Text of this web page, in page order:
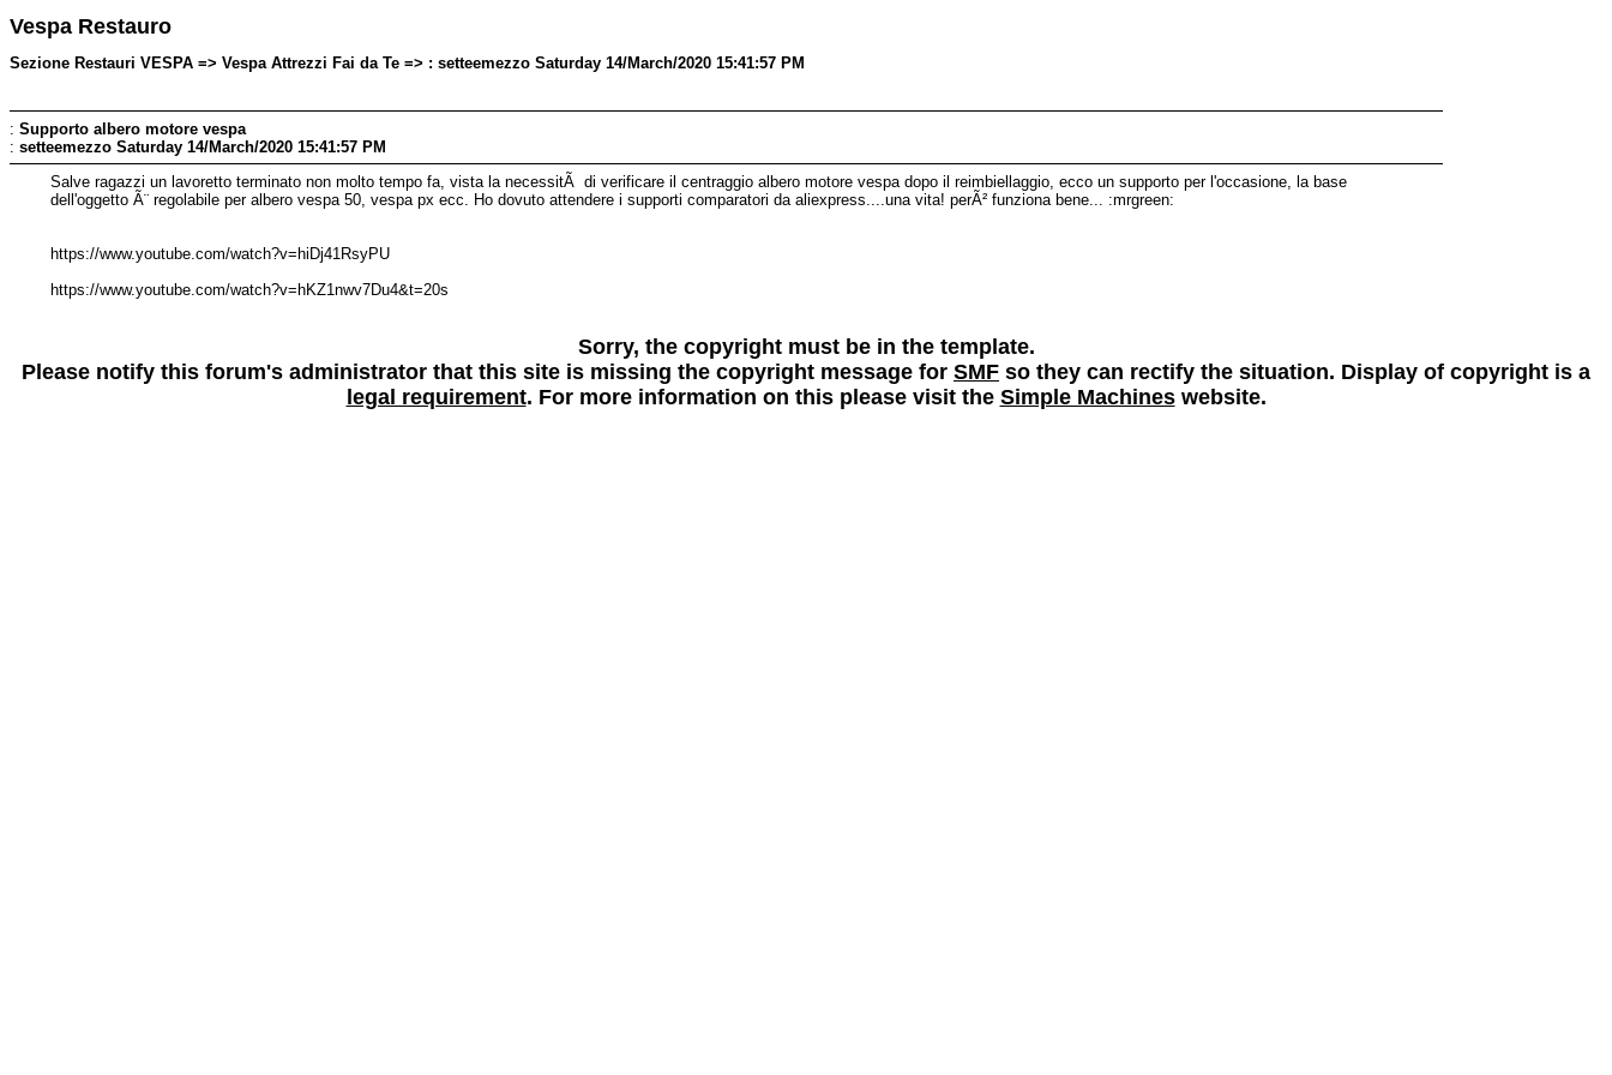
Vespa Restauro
Sezione Restauri VESPA => Vespa Attrezzi Fai da Te => : setteemezzo Saturday 14/March/2020 15:41:57 PM
: Supporto albero motore vespa
: setteemezzo Saturday 14/March/2020 15:41:57 PM
Salve ragazzi un lavoretto terminato non molto tempo fa, vista la necessitÃ di verificare il centraggio albero motore vespa dopo il reimbiellaggio, ecco un supporto per l'occasione, la base
dell'oggetto Ã¨ regolabile per albero vespa 50, vespa px ecc. Ho dovuto attendere i supporti comparatori da aliexpress....una vita! perÃ² funziona bene... :mrgreen:
https://www.youtube.com/watch?v=hiDj41RsyPU
https://www.youtube.com/watch?v=hKZ1nwv7Du4&t=20s
Sorry, the copyright must be in the template.
Please notify this forum's administrator that this site is missing the copyright message for SMF so they can rectify the situation. Display of copyright is a
legal requirement. For more information on this please visit the Simple Machineswebsite.